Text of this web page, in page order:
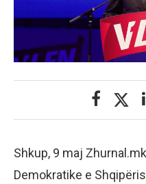
Shkup, 9 maj
Demokratike e